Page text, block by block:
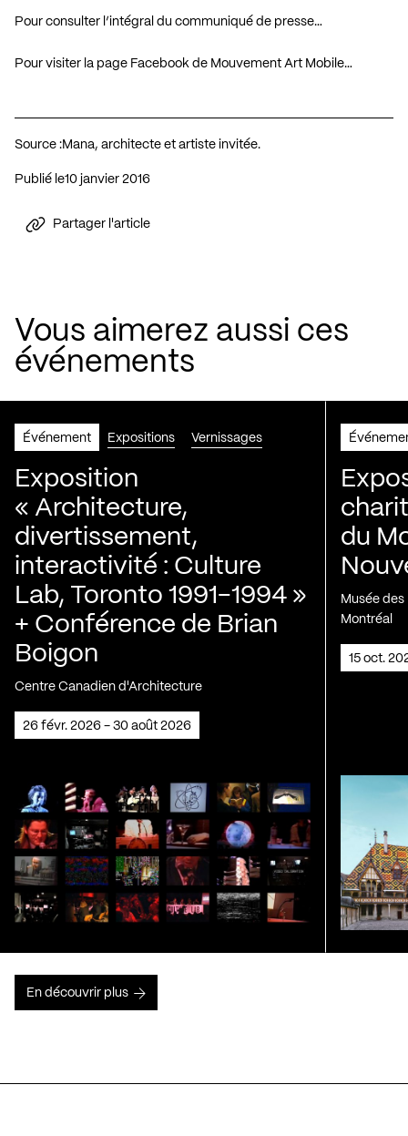
Pour consulter l’intégral du communiqué de presse…
Pour visiter la page Facebook de Mouvement Art Mobile…
Source :Mana, architecte et artiste invitée.
Publié le 10 janvier 2016
Partager l'article
Vous aimerez aussi ces
événements
Événement Expositions Vernissages
Exposition
« Architecture,
divertissement,
interactivité : Culture
Lab, Toronto 1991-1994 »
+ Conférence de Brian
Boigon
Centre Canadien d'Architecture
26 févr. 2026 - 30 août 2026
du
Musée
Montréal
15 oct.
En découvrir plus